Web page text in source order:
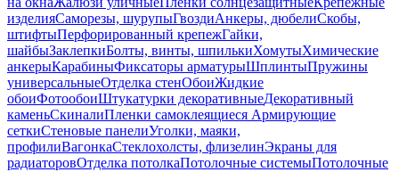
изделияСаморезы, шурупыГвоздиАнкеры, дюбелиСкобы,
штифтыПерфорированный крепежГайки,
шайбыЗаклепкиБолты, винты, шпилькиХомутыХимические
анкерыКарабиныФиксаторы арматурыШплинтыПружины
универсальныеОтделка стенОбоиЖидкие
обоиФотообоиШтукатурки декоративныеДекоративный
каменьСкиналиПленки самоклеящиеся Армирующие
сеткиСтеновые панелиУголки, маяки,
профилиВагонкаСтеклохолсты, флизелинЭкраны для
радиаторовОтделка потолкаПотолочные системыПотолочные